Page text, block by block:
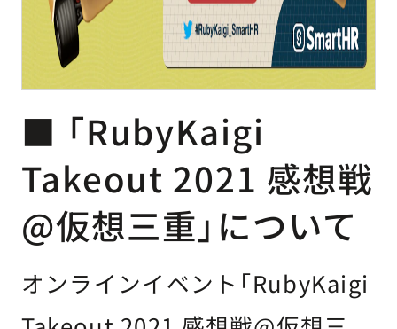
■ 「RubyKaigi
Takeout 2021 感想戦
@仮想三重」について
オンラインイベント「RubyKaigi